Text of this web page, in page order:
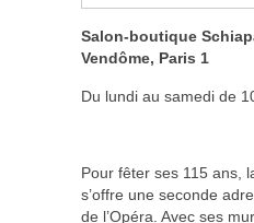
Salon-boutique
Vendôme, Paris 1
Du lundi au samedi de
Pour fêter ses 115 ans,
s’offre une seconde
de l’Opéra. Avec ses